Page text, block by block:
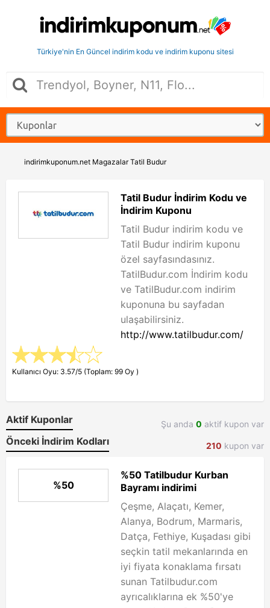
Türkiye'nin En Güncel indirim kodu ve indirim kuponu sitesi
indirimkuponum.net Magazalar Tatil Budur
Tatil Budur İndirim Kodu ve
İndirim Kuponu
Tatil Budur indirim kodu ve
Tatil Budur indirim kuponu
özel sayfasındasınız.
TatilBudur.com İndirim kodu
ve TatilBudur.com indirim
kuponuna bu sayfadan
ulaşabilirsiniz.
http://www.tatilbudur.com/
Kullanıcı Oyu: 3.57/5 (Toplam: 99 Oy )
Aktif Kuponlar Şu anda 0 aktif kupon var
Önceki İndirim Kodları 210 kupon var
%50
%50 Tatilbudur Kurban
Bayramı indirimi
Çeşme, Alaçatı, Kemer,
Alanya, Bodrum, Marmaris,
Datça, Fethiye, Kuşadası gibi
seçkin tatil mekanlarında en
iyi fiyata konaklama fırsatı
sunan Tatilbudur.com
ayrıcalıklarına ek %50'ye